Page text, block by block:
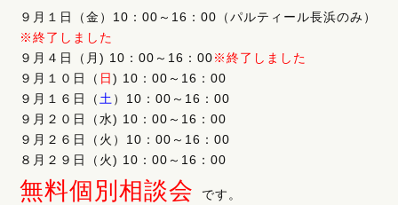
９月１日（金）10：00～16：00（パルティール長浜のみ）
※終了しました
９月４日（月) 10：00～16：00※終了しました
９月１０日（ 日) 10：00～16：00
９月１６日（ 土 ）10：00～16：00
９月２０日（水) 10：00～16：00
９月２６日（火）10：00～16：00
８月２９日（火) 10：00～16：00
無料個別相談会
です。